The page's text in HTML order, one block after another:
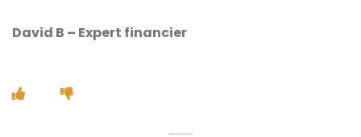
David B – Expert financier